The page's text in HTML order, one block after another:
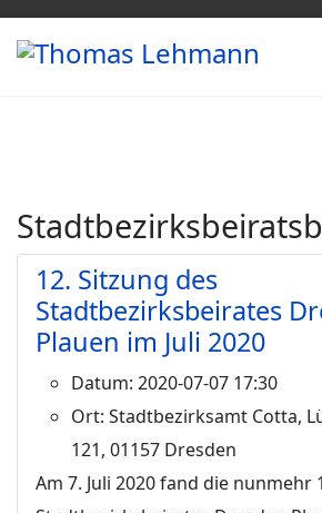
12. Sitzung des
Stadtbezirksbeirates
Plauen im Juli 2020
Datum: 2020-07-07 17:30
Ort: Stadtbezirksamt Cotta,
121, 01157 Dresden
Am 7. Juli 2020 fand die nunmehr